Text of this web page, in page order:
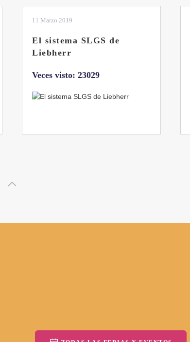
04 Marzo 2019
Dos nuevas grúas
abatibles de 18 y 24